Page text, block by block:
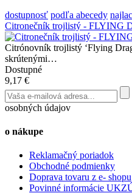
dostupnosť podľa abecedy
Citronečník trojlistý - FLYING
Citrónovník trojlistý ‘Flying
skrútenými…
Dostupné
9,17 €
osobných údajov
o nákupe
Reklamačný poriadok
Obchodné podmienky
Doprava tovaru z e- shopu
Povinné informácie